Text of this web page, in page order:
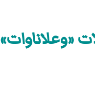
«وعلاناوات»